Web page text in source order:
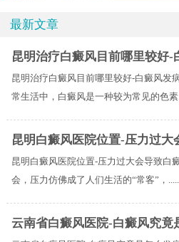
最新文章
昆明治疗白癜风目前哪里较好-
昆明治疗白癜风目前哪里较好-白癜风发
常生活中，白癜风是一种较为常见的色素
昆明白癜风医院位置-压力过大
昆明白癜风医院位置-压力过大会导致白
会，压力仿佛成了人们生活的“常客”，.....
云南省白癜风医院-白癜风究竟